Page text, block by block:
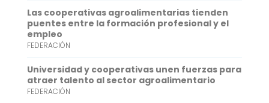
Las cooperativas agroalimentarias tienden
puentes entre la formación profesional y el
empleo
FEDERACIÓN
Universidad y cooperativas unen fuerzas para
atraer talento al sector agroalimentario
FEDERACIÓN